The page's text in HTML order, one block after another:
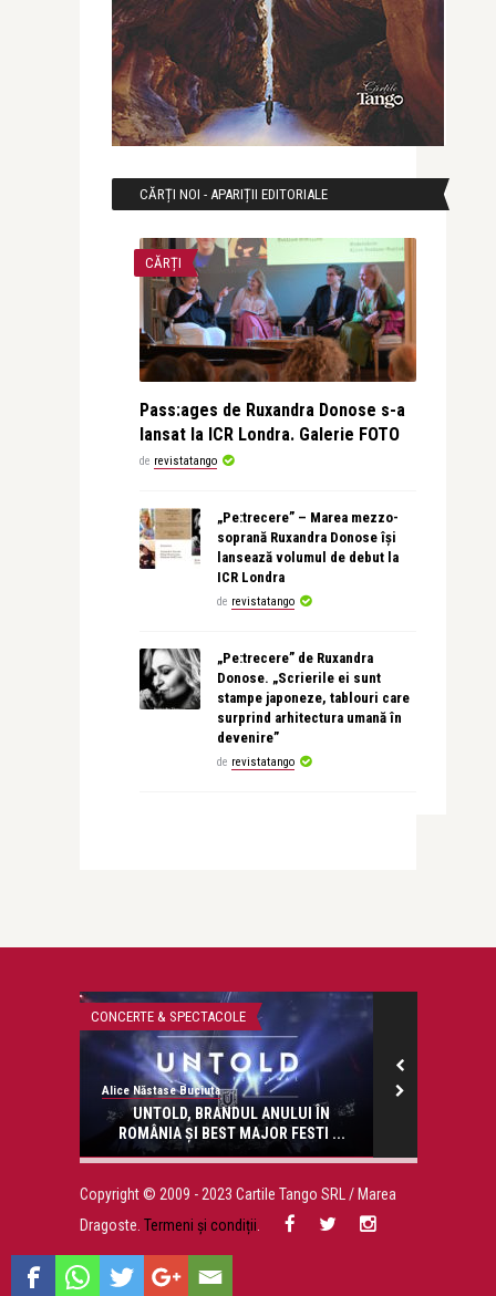
CĂRȚI NOI - APARIȚII EDITORIALE
CĂRȚI
Pass:ages de Ruxandra Donose s-a
lansat la ICR Londra. Galerie FOTO
de revistatango
„Pe:trecere” – Marea mezzo-
soprană Ruxandra Donose își
lansează volumul de debut la
ICR Londra
de revistatango
„Pe:trecere” de Ruxandra
Donose. „Scrierile ei sunt
stampe japoneze, tablouri care
surprind arhitectura umană în
devenire”
de revistatango
CONCERTE & SPECTACOLE
Alice Năstase Buciuta
UNTOLD, BRANDUL ANULUI ÎN
ROMÂNIA ȘI BEST MAJOR FESTI ...
Copyright © 2009 - 2023 Cartile Tango SRL / Marea
Dragoste. Termeni și condiții.